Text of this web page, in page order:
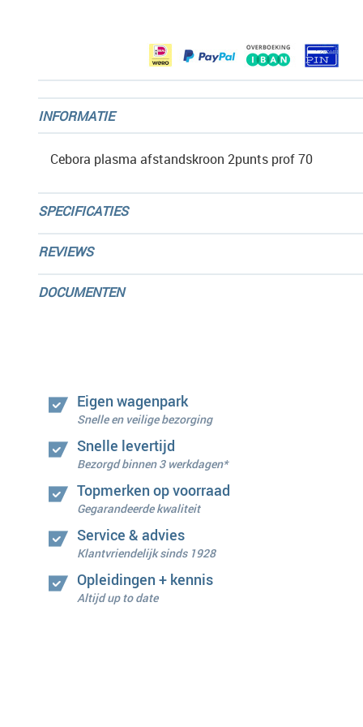
INFORMATIE
Cebora plasma afstandskroon 2punts prof 70
SPECIFICATIES
REVIEWS
DOCUMENTEN
Eigen wagenpark
Snelle en veilige bezorging
Snelle levertijd
Bezorgd binnen 3 werkdagen*
Topmerken op voorraad
Gegarandeerde kwaliteit
Service & advies
Klantvriendelijk sinds 1928
Opleidingen + kennis
Altijd up to date